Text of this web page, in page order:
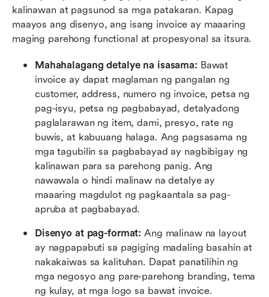
kalinawan at pagsunod sa mga patakaran. Kapag
maayos ang disenyo, ang isang invoice ay maaaring
maging parehong functional at propesyonal sa itsura.
Mahahalagang detalye na isasama: Bawat
invoice ay dapat maglaman ng pangalan ng
customer, address, numero ng invoice, petsa ng
pag-isyu, petsa ng pagbabayad, detalyadong
paglalarawan ng item, dami, presyo, rate ng
buwis, at kabuuang halaga. Ang pagsasama ng
mga tagubilin sa pagbabayad ay nagbibigay ng
kalinawan para sa parehong panig. Ang
nawawala o hindi malinaw na detalye ay
maaaring magdulot ng pagkaantala sa pag-
apruba at pagbabayad.
Disenyo at pag-format: Ang malinaw na layout
ay nagpapabuti sa pagiging madaling basahin at
nakakaiwas sa kalituhan. Dapat panatilihin ng
mga negosyo ang pare-parehong branding, tema
ng kulay, at mga logo sa bawat invoice.